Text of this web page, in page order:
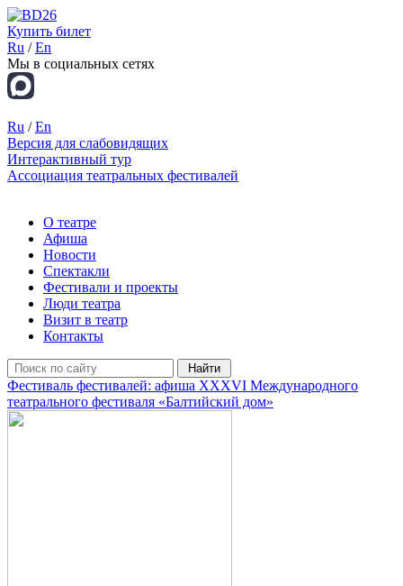
Купить билет
Ru /En
Мы в социальных сетях
Ru / En
Версия для слабовидящих
Интерактивный тур
Ассоциация театральных фестивалей
О театре
Афиша
Новости
Спектакли
Фестивали и проекты
Люди театра
Визит в театр
Контакты
Фестиваль фестивалей: афиша XXXVI Международного
театрального фестиваля «Балтийский дом»